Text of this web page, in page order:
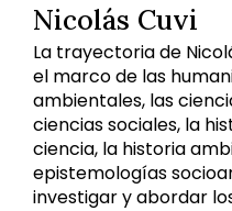
Nicolás Cuvi
La trayectoria de
el marco de las
ambientales, las
ciencias sociales, la
ciencia, la historia
epistemologías
investigar y abordar